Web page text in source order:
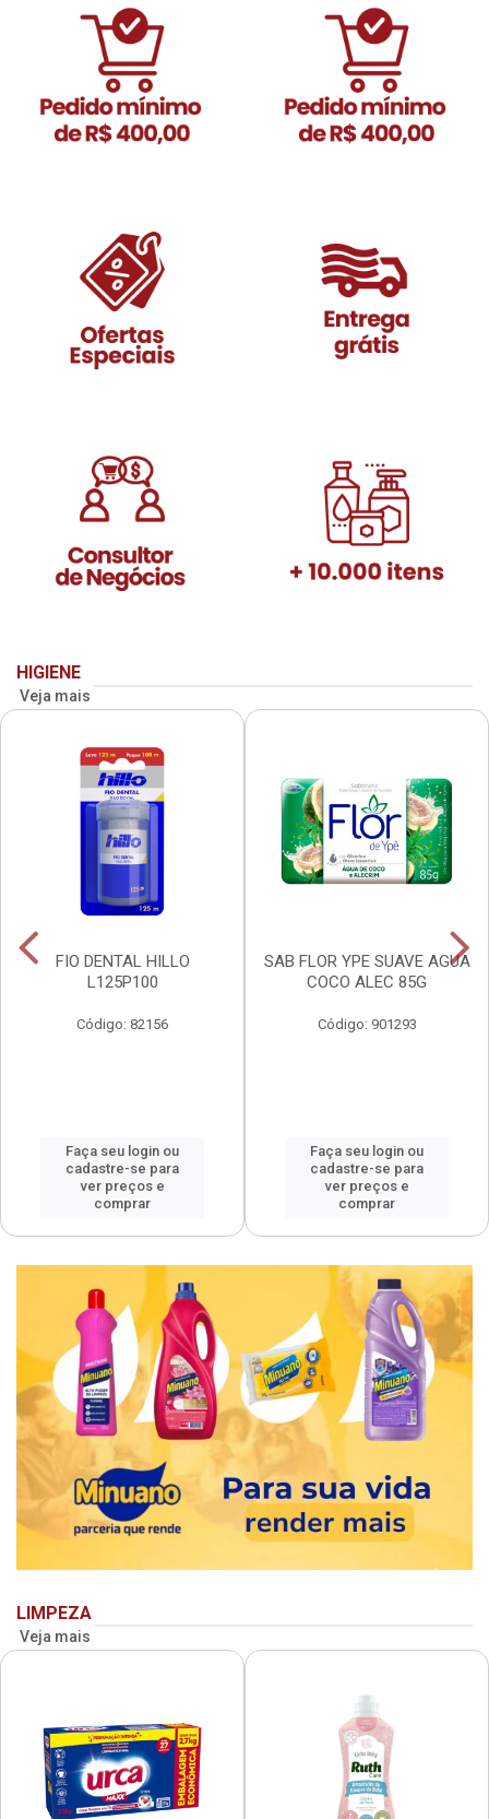
HIGIENE
Veja mais
FIO DENTAL HILLO
L125P100
Código: 82156
Faça seu login ou
cadastre-se para
ver preços e
comprar
SAB FLOR YPE SUAVE AGUA
COCO ALEC 85G
Código: 901293
Faça seu login ou
cadastre-se para
ver preços e
comprar
LIMPEZA
Veja mais